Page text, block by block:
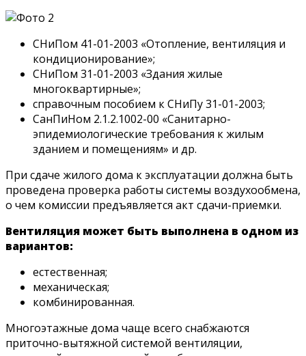
СНиПом 41-01-2003 «Отопление, вентиляция и
кондиционирование»;
СНиПом 31-01-2003 «Здания жилые
многоквартирные»;
справочным пособием к СНиПу 31-01-2003;
СанПиНом 2.1.2.1002-00 «Санитарно-
эпидемиологические требования к жилым
зданием и помещениям» и др.
При сдаче жилого дома к эксплуатации должна быть
проведена проверка работы системы воздухообмена,
о чем комиссии предъявляется акт сдачи-приемки.
Вентиляция может быть выполнена в одном из
вариантов:
естественная;
механическая;
комбинированная.
Многоэтажные дома чаще всего снабжаются
приточно-вытяжной системой вентиляции,